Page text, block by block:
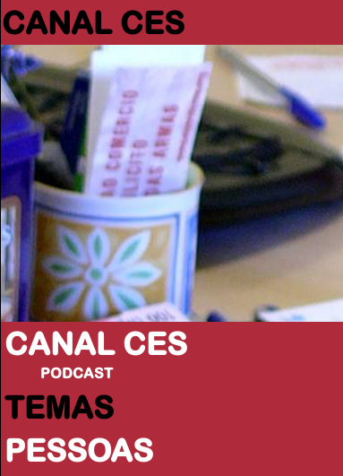
CANAL CES
CANAL CES
PODCAST
TEMAS
PESSOAS